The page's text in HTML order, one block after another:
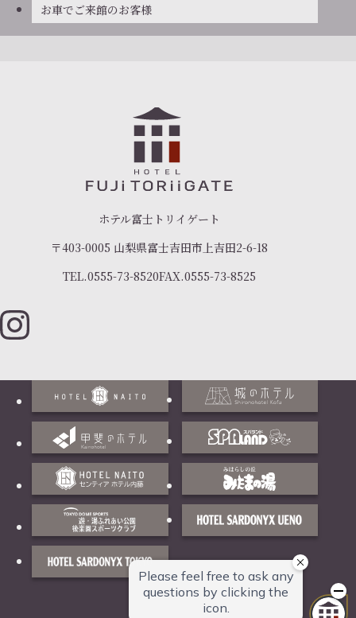
Reservation
お車でご来館のお客様
ホテル富士トリイゲート
〒403-0005 山梨県富士吉田市上吉田2-6-18
TEL.0555-73-8520FAX.0555-73-8525